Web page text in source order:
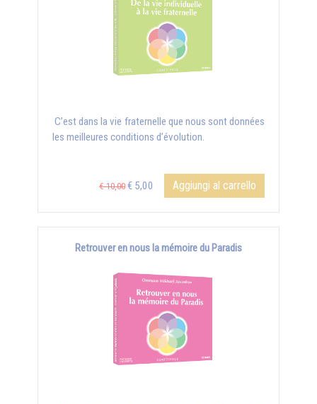
C’est dans la vie fraternelle que nous sont données
les meilleures conditions d’évolution.
€ 10,00 € 5,00 Aggiungi al carrello
Retrouver en nous la mémoire du Paradis